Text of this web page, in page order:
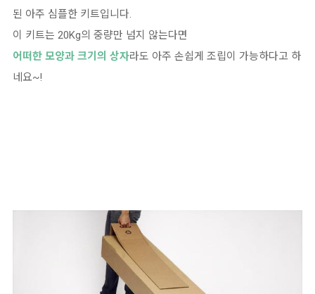
된 아주 심플한 키트입니다.
이 키트는 20Kg의 중량만 넘지 않는다면
어떠한 모양과 크기의 상자라도 아주 손쉽게 조립이 가능하다고 하
네요~!